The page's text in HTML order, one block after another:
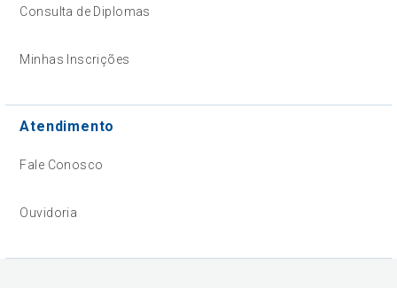
Consulta de Diplomas
Minhas Inscrições
Atendimento
Fale Conosco
Ouvidoria